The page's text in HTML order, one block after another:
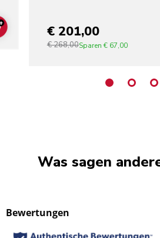
ADD TO CART€ 201,00
€ 268,00Sparen € 67,00
Was sagen